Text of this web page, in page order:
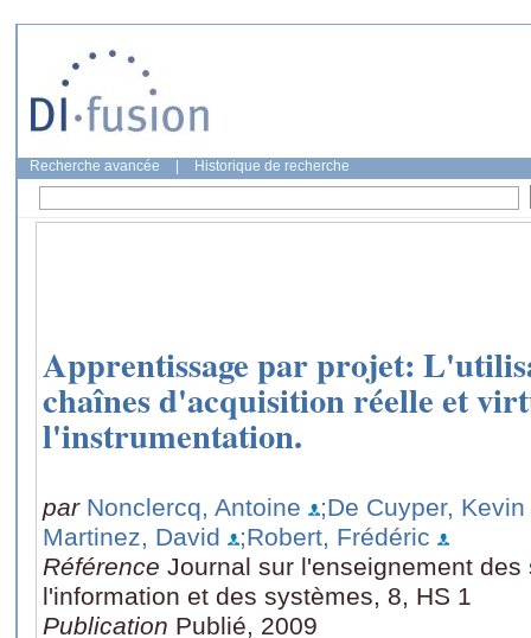
Recherche avancée Historique de recherche
Apprentissage par projet:
chaînes d'acquisition réelle et
l'instrumentation.
par Nonclercq, Antoine
;De Cuyper, Kevin
Martinez, David
;Robert, Frédéric
Référence Journal sur l'enseignement
l'information et des systèmes, 8, HS 1
Publication Publié, 2009